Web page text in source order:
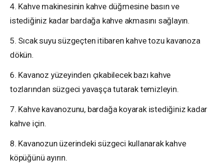
4. Kahve makinesinin kahve düğmesine basın ve
istediğiniz kadar bardağa kahve akmasını sağlayın.
5. Sıcak suyu süzgeçten itibaren kahve tozu kavanoza
dökün.
6. Kavanoz yüzeyinden çıkabilecek bazı kahve
tozlarından süzgeci yavaşça tutarak temizleyin.
7. Kahve kavanozunu, bardağa koyarak istediğiniz kadar
kahve için.
8. Kavanozun üzerindeki süzgeci kullanarak kahve
köpüğünü ayırın.